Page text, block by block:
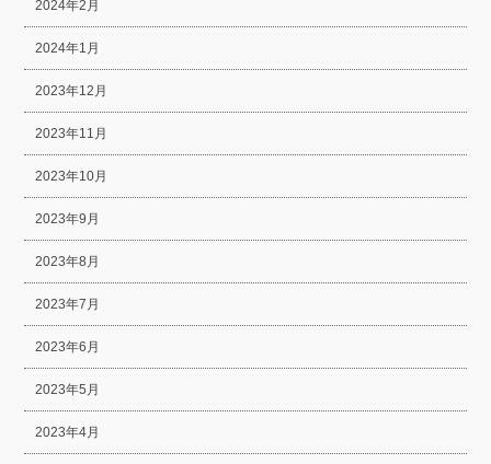
2024年2月
2024年1月
2023年12月
2023年11月
2023年10月
2023年9月
2023年8月
2023年7月
2023年6月
2023年5月
2023年4月